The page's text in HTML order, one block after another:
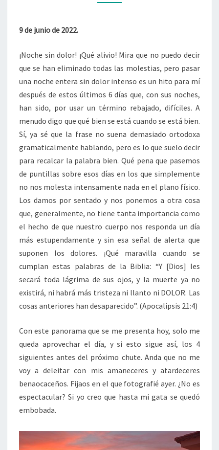
SON
9 de junio de 2022.
¡Noche sin dolor! ¡Qué alivio! Mira que no puedo decir
que se han eliminado todas las molestias, pero pasar
una noche entera sin dolor intenso es un hito para mí
después de estos últimos 6 días que, con sus noches,
han sido, por usar un término rebajado, difíciles. A
menudo digo que qué bien se está cuando se está bien.
Sí, ya sé que la frase no suena demasiado ortodoxa
gramaticalmente hablando, pero es lo que suelo decir
para recalcar la palabra bien. Qué pena que pasemos
de puntillas sobre esos días en los que simplemente
no nos molesta intensamente nada en el plano físico.
Los damos por sentado y nos ponemos a otra cosa
que, generalmente, no tiene tanta importancia como
el hecho de que nuestro cuerpo nos responda un día
más estupendamente y sin esa señal de alerta que
suponen los dolores. ¡Qué maravilla cuando se
cumplan estas palabras de la Biblia: “Y [Dios] les
secará toda lágrima de sus ojos, y la muerte ya no
existirá, ni habrá más tristeza ni llanto ni DOLOR. Las
cosas anteriores han desaparecido”. (Apocalipsis 21:4)
Con este panorama que se me presenta hoy, solo me
queda aprovechar el día, y si esto sigue así, los 4
siguientes antes del próximo chute. Anda que no me
voy a deleitar con mis amaneceres y atardeceres
benaocaceños. Fijaos en el que fotografié ayer. ¿No es
espectacular? Si yo creo que hasta mi gata se quedó
embobada.